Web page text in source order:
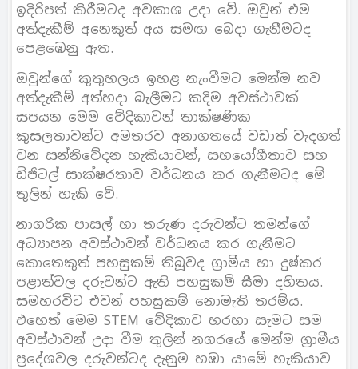
ඉදිරිපත් කිරීමටද අවකාශ උදා වේ. ඔවුන් එම
අත්දැකීම් අනෙකුත් අය සමඟ බෙදා ගැනීමටද
පෙළඹෙනු ඇත.
ඔවුන්ගේ කුතුහලය ඉහළ නැංවීමට මෙන්ම නව
අත්දැකීම් අත්හදා බැලීමට කදිම අවස්ථාවක්
සපයන මෙම වේදිකාවන් තාක්ෂණික
කුසලතාවන්ට අමතරව අනාගතයේ වඩාත් වැදගත්
වන සන්නිවේදන හැකියාවන්, සහයෝගීතාව සහ
ඩිජිටල් සාක්ෂරතාව වර්ධනය කර ගැනීමටද මේ
තුලින් හැකි වේ.
නාගරික පාසල් හා තරුණ දරුවන්ට තමන්ගේ
අධ්‍යාපන අවස්ථාවන් වර්ධනය කර ගැනීමට
කොතෙකුත් පහසුකම් තිබූවද ග්‍රාමීය හා දුෂ්කර
පළාත්වල දරුවන්ට ඇති පහසුකම් සීමා දහිතය.
සමහරවිට එවන් පහසුකම් නොමැති තරම්ය.
එහෙත් මෙම STEM වේදිකාව හරහා සැමට සම
අවස්ථාවන් උදා වීම තුලින් නගරයේ මෙන්ම ග්‍රාමීය
ප්‍රදේශවල දරුවන්ටද දැනුම හඹා යාමේ හැකියාව